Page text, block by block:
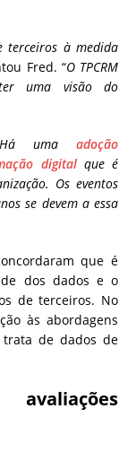
terceiros à medida
Fred. “O TPCRM
uma visão do
Há umaadoção
digitalque é
Os eventos
se devem a essa
que é
dos dados e o
de terceiros. No
às abordagens
de dados de